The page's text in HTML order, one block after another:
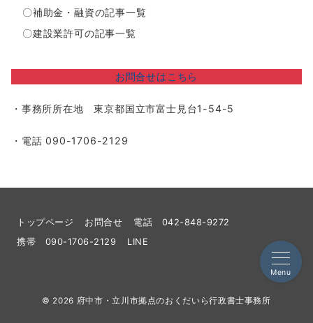
〇補助金・融資の記事一覧
〇建設業許可の記事一覧
お問合せはこちら
・事務所所在地 東京都国立市富士見台1-54-5
・電話 090-1706-2129
トップページ お問合せ
電話 042-848-9272
携帯 090-1706-2129
LINE
© 2026 府中市・立川市拠点のおくだいら行政書士事務所
Menu